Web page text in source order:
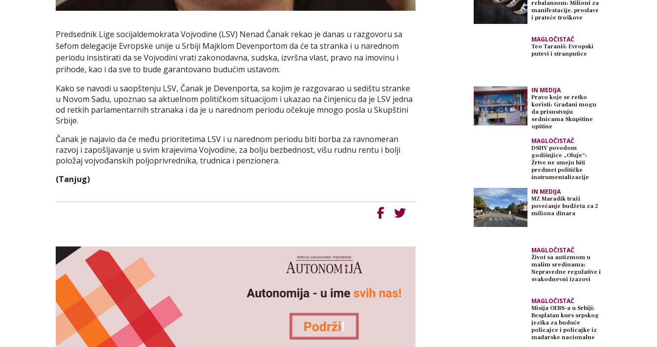
Predsednik Lige socijaldemokrata Vojvodine (LSV) Nenad Čanak rekao je danas u razgovoru sa
šefom delegacije Evropske unije u Srbiji Majklom Devenportom da će ta stranka i u narednom
periodu insistirati da se Vojvodini vrati zakonodavna, sudska, izvršna vlast, pravo na imovinu i
prihode, kao i da sve to bude garantovano budućim ustavom.
Kako se navodi u saopštenju LSV, Čanak je Devenporta, sa kojim je razgovarao u sedištu stranke
u Novom Sadu, upoznao sa aktuelnom političkom situacijom i ukazao na činjenicu da je LSV jedna
od retkih parlamentarnih stranaka i da je u narednom periodu očekuje mnogo posla u Skupštini
Srbije.
Čanak je najavio da će među prioritetima LSV i u narednom periodu biti borba za ravnomeran
razvoj i zapošljavanje u svim krajevima Vojvodine, za bolju bezbednost, višu rudnu rentu i bolji
položaj vojvođanskih poljoprivrednika, trudnica i penzionera.
(Tanjug)
rebalansom: Milioni za
manifestacije, proslave
i prateće troškove
MAGLOČISTAČ
Teo Taraniš: Evropski
putevi i stranputice
IN MEDIJA
Pravo koje se retko
koristi: Građani mogu
da prisustvuju
sednicama Skupštine
opštine
MAGLOČISTAČ
DSHV povodom
godišnjice „Oluje“:
Žrtve ne smeju biti
predmet političke
instrumentalizacije
IN MEDIJA
MZ Maradik traži
povećanje budžeta za 2
miliona dinara
MAGLOČISTAČ
Život sa autizmom u
malim sredinama:
Nepravedne regulative i
svakodnevni izazovi
MAGLOČISTAČ
Misija OEBS-a u Srbiji:
Besplatan kurs srpskog
jezika za buduće
policajce i policajke iz
mađarske nacionalne